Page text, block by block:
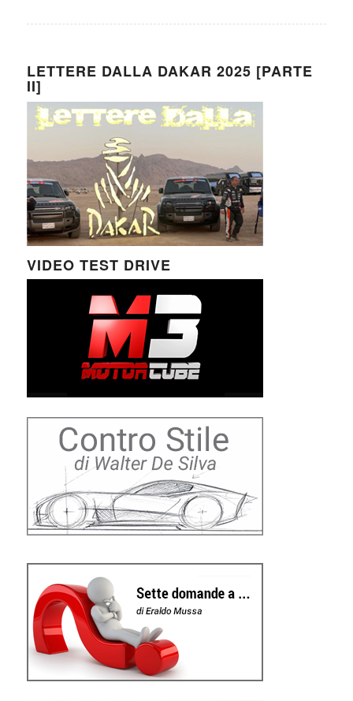
LETTERE DALLA DAKAR 2025 [PARTE
II]
VIDEO TEST DRIVE